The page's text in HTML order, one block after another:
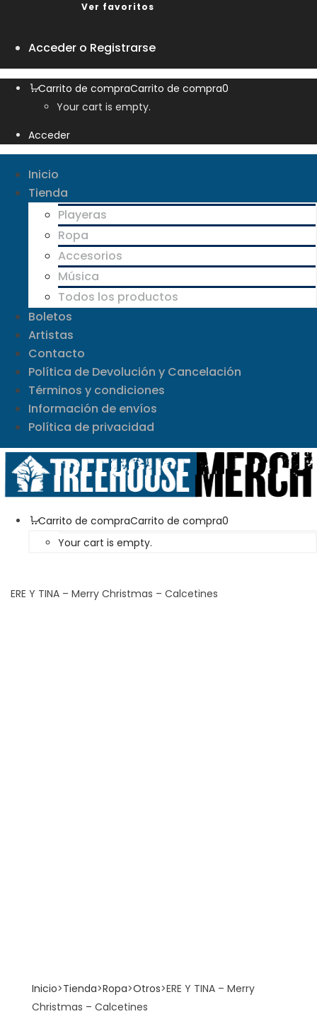
Ver favoritos
Acceder o Registrarse
Carrito de compraCarrito de compra0
Your cart is empty.
Acceder
Inicio
Tienda
Playeras
Ropa
Accesorios
Música
Todos los productos
Boletos
Artistas
Contacto
Política de Devolución y Cancelación
Términos y condiciones
Información de envíos
Política de privacidad
Carrito de compraCarrito de compra0
Your cart is empty.
ERE Y TINA – Merry Christmas – Calcetines
Inicio>Tienda>Ropa>Otros>ERE Y TINA – Merry
Christmas – Calcetines